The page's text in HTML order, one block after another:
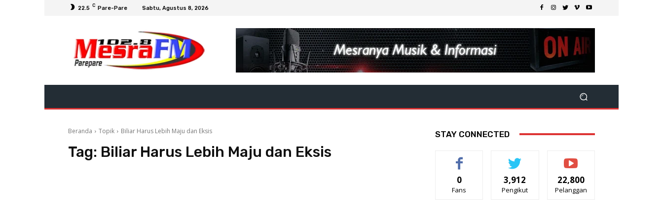
22.5 C Pare-Pare Sabtu, Agustus 8, 2026
Beranda Topik Biliar Harus Lebih Maju dan Eksis
Tag: Biliar Harus Lebih Maju dan Eksis
STAY CONNECTED
0
Fans
3,912
Pengikut
22,800
Pelanggan